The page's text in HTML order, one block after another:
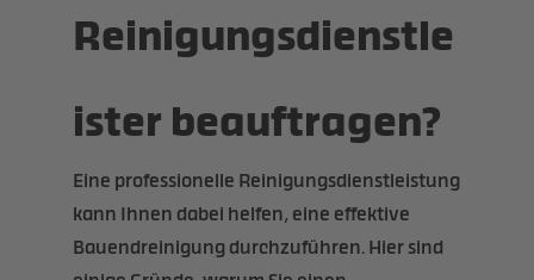
Reinigungsdienstle
ister beauftragen?
Eine professionelle Reinigungsdienstleistung
kann Ihnen dabei helfen, eine effektive
Bauendreinigung durchzuführen. Hier sind